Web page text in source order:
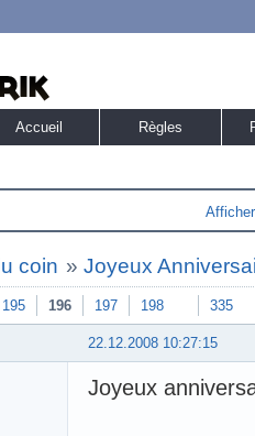
Accueil Règles
coin »Joyeux
195 196 197 198 335
22.12.2008 10:27:15
Joyeux